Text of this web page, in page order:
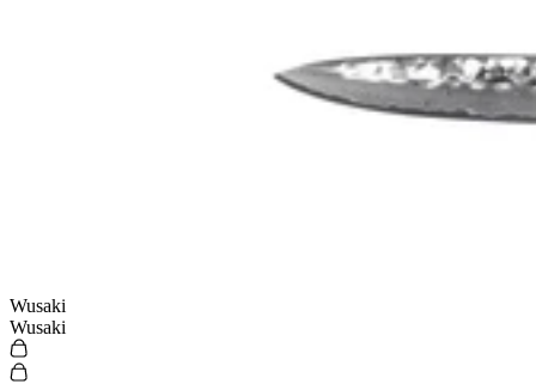
Wusaki
Wusaki